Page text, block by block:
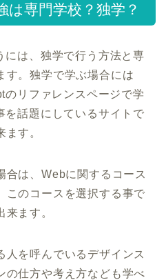
専門学校？独学？
は、独学で行う方法と専
す。独学で学ぶ場合には
リファレンスページで学
を話題にしているサイトで
す。
合は、Webに関するコース
このコースを選択する事で
ます。
人を呼んでいるデザインス
の仕方や考え方なども学べ